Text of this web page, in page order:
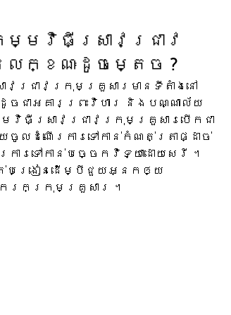
មវិធី​ស្រាវជ្រាវ​
ក្ខណៈ​ដូចម្តេច ?
រាវ​ក្រុមគ្រួសារ​មាន​ទីតាំង​នៅ
ជា​អគារ​ព្រះវិហារ និង​បណ្ណាល័យ​
វិធី​ស្រាវជ្រាវ​ក្រុមគ្រួសារ​បើក​ជា​
ចូល​ដំណើរការ​ទៅកាន់​កំណត់ត្រា​ផ្ដាច់
ទៅ​កាន់​បច្ចេកវិទ្យា​ដោយសេរី ។
បង្រៀន​ដើម្បី​ជួយ​អ្នក​ឲ្យ​
ករក​ក្រុមគ្រួសារ ។